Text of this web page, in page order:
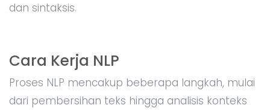
dan sintaksis.
Cara Kerja NLP
Proses NLP mencakup beberapa langkah, mulai
dari pembersihan teks hingga analisis konteks